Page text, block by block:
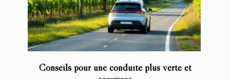
Conseils pour une conduite plus verte et